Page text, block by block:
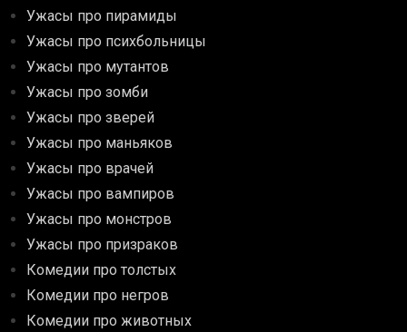
Ужасы про пирамиды
Ужасы про психбольницы
Ужасы про мутантов
Ужасы про зомби
Ужасы про зверей
Ужасы про маньяков
Ужасы про врачей
Ужасы про вампиров
Ужасы про монстров
Ужасы про призраков
Комедии про толстых
Комедии про негров
Комедии про животных